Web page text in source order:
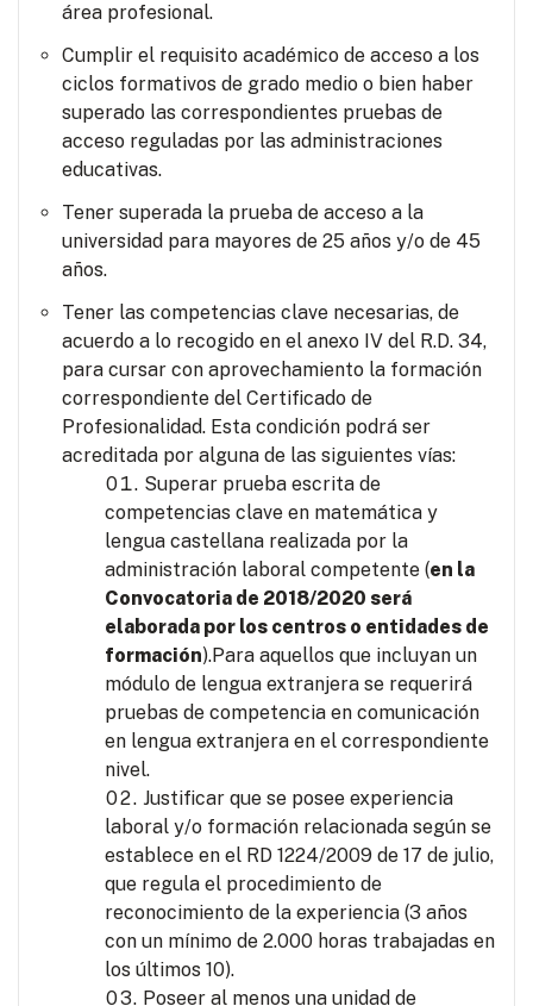
área profesional.
Cumplir el requisito académico de acceso a los
ciclos formativos de grado medio o bien haber
superado las correspondientes pruebas de
acceso reguladas por las administraciones
educativas.
Tener superada la prueba de acceso a la
universidad para mayores de 25 años y/o de 45
años.
Tener las competencias clave necesarias, de
acuerdo a lo recogido en el anexo IV del R.D. 34,
para cursar con aprovechamiento la formación
correspondiente del Certificado de
Profesionalidad. Esta condición podrá ser
acreditada por alguna de las siguientes vías:
Superar prueba escrita de
competencias clave en matemática y
lengua castellana realizada por la
administración laboral competente (en la
Convocatoria de 2018/2020 será
elaborada por los centros o entidades de
formación).Para aquellos que incluyan un
módulo de lengua extranjera se requerirá
pruebas de competencia en comunicación
en lengua extranjera en el correspondiente
nivel.
Justificar que se posee experiencia
laboral y/o formación relacionada según se
establece en el RD 1224/2009 de 17 de julio,
que regula el procedimiento de
reconocimiento de la experiencia (3 años
con un mínimo de 2.000 horas trabajadas en
los últimos 10).
Poseer al menos una unidad de